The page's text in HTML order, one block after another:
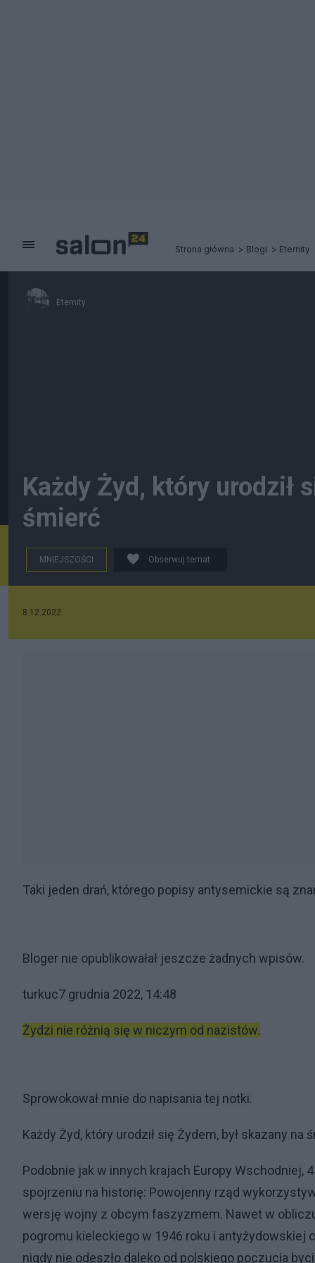
Strona główna Blogi Eternity
Eternity
Każdy Żyd, który urodził
śmierć
MNIEJSZOŚCI Obserwuj temat
8.12.2022
Taki jeden drań, którego popisy antysemickie są
Bloger nie opublikowałał jeszcze żadnych wpisów.
turkuc7 grudnia 2022, 14:48
Żydzi nie różnią się w niczym od nazistów.
Sprowokował mnie do napisania tej notki.
Każdy Żyd, który urodził się Żydem, był skazany na
Podobnie jak w innych krajach Europy
spojrzeniu na historię: Powojenny rząd
wersję wojny z obcym faszyzmem. Nawet w
pogromu kieleckiego w 1946 roku i
nigdy nie odeszło daleko od polskiego poczucia